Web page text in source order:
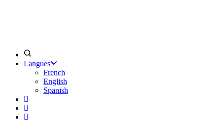
Langues
French
English
Spanish